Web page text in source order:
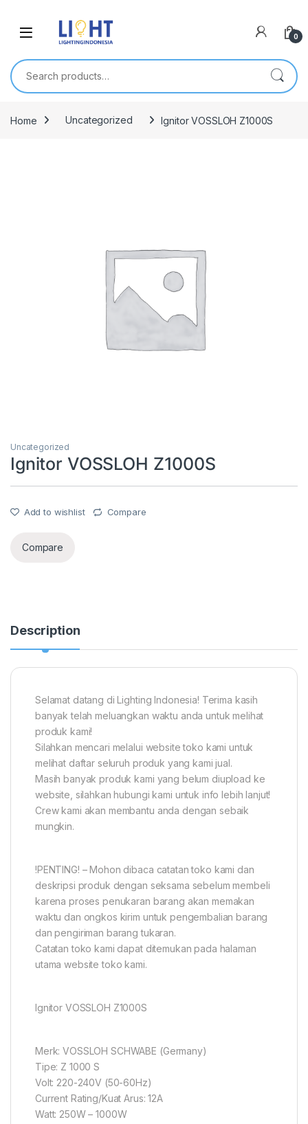
0
Search for:
Home Uncategorized Ignitor VOSSLOH Z1000S
Uncategorized
Ignitor VOSSLOH Z1000S
Add to wishlist Compare
Compare
Description
Selamat datang di Lighting Indonesia! Terima kasih
banyak telah meluangkan waktu anda untuk melihat
produk kami!
Silahkan mencari melalui website toko kami untuk
melihat daftar seluruh produk yang kami jual.
Masih banyak produk kami yang belum diupload ke
website, silahkan hubungi kami untuk info lebih lanjut!
Crew kami akan membantu anda dengan sebaik
mungkin.
!PENTING! – Mohon dibaca catatan toko kami dan
deskripsi produk dengan seksama sebelum membeli
karena proses penukaran barang akan memakan
waktu dan ongkos kirim untuk pengembalian barang
dan pengiriman barang tukaran.
Catatan toko kami dapat ditemukan pada halaman
utama website toko kami.
Ignitor VOSSLOH Z1000S
Merk: VOSSLOH SCHWABE (Germany)
Tipe: Z 1000 S
Volt: 220-240V (50-60Hz)
Current Rating/Kuat Arus: 12A
Watt: 250W – 1000W